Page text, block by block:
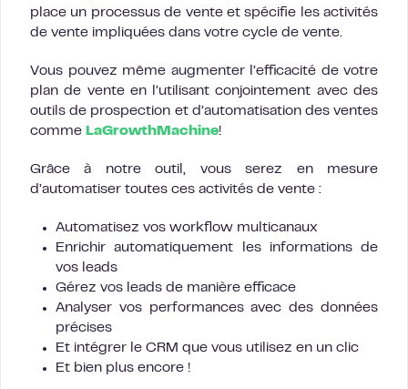
place un processus de vente et spécifie les activités
de vente impliquées dans votre cycle de vente.
Vous pouvez même augmenter l’efficacité de votre
plan de vente en l’utilisant conjointement avec des
outils de prospection et d’automatisation des ventes
comme LaGrowthMachine!
Grâce à notre outil, vous serez en mesure
d’automatiser toutes ces activités de vente :
Automatisez vos workflow multicanaux
Enrichir automatiquement les informations de
vos leads
Gérez vos leads de manière efficace
Analyser vos performances avec des données
précises
Et intégrer le CRM que vous utilisez en un clic
Et bien plus encore !